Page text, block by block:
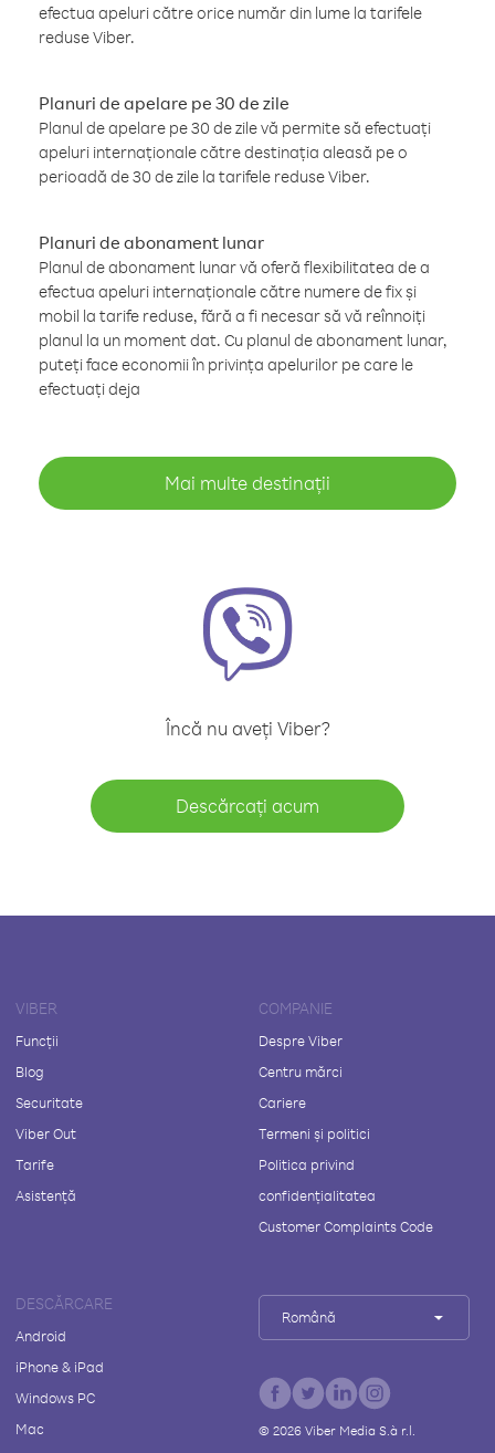
efectua apeluri către orice număr din lume la tarifele
reduse Viber.
Planuri de apelare pe 30 de zile
Planul de apelare pe 30 de zile vă permite să efectuați
apeluri internaționale către destinația aleasă pe o
perioadă de 30 de zile la tarifele reduse Viber.
Planuri de abonament lunar
Planul de abonament lunar vă oferă flexibilitatea de a
efectua apeluri internaționale către numere de fix și
mobil la tarife reduse, fără a fi necesar să vă reînnoiți
planul la un moment dat. Cu planul de abonament lunar,
puteți face economii în privința apelurilor pe care le
efectuați deja
Mai multe destinații
Încă nu aveți Viber?
Descărcați acum
VIBER
Funcții
Blog
Securitate
Viber Out
Tarife
Asistență
COMPANIE
Despre Viber
Centru mărci
Cariere
Termeni și politici
Politica privind
confidențialitatea
Customer Complaints Code
DESCĂRCARE
Android
iPhone & iPad
Windows PC
Mac
Română
© 2026Viber Media S.à r.l.